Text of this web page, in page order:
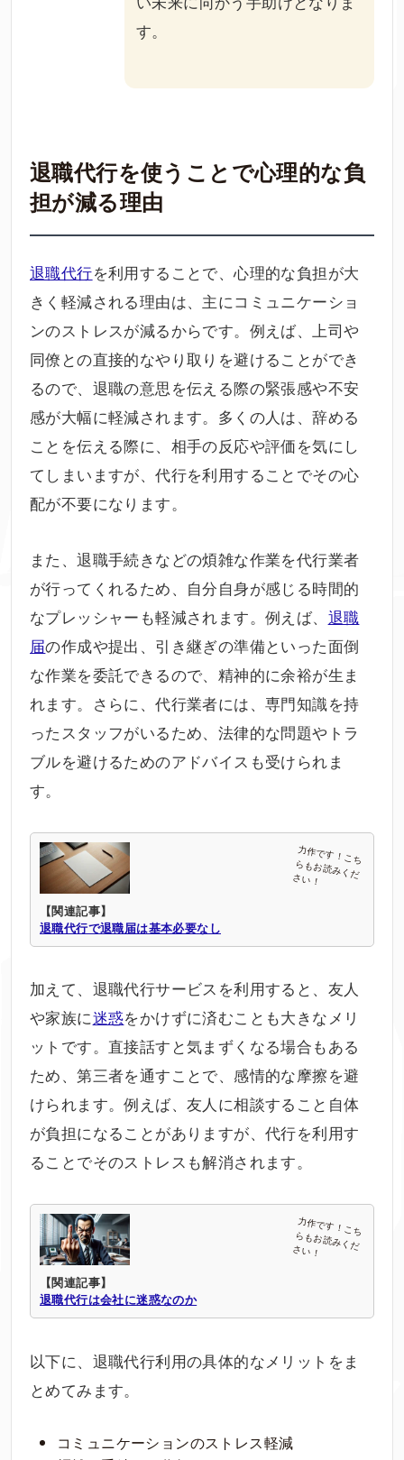
す。
退職代行を使うことで心理的な負
担が減る理由
退職代行を利用することで、心理的な負担が大
きく軽減される理由は、主にコミュニケーショ
ンのストレスが減るからです。例えば、上司や
同僚との直接的なやり取りを避けることができ
るので、退職の意思を伝える際の緊張感や不安
感が大幅に軽減されます。多くの人は、辞める
ことを伝える際に、相手の反応や評価を気にし
てしまいますが、代行を利用することでその心
配が不要になります。
また、退職手続きなどの煩雑な作業を代行業者
が行ってくれるため、自分自身が感じる時間的
なプレッシャーも軽減されます。例えば、 退職
届の作成や提出、引き継ぎの準備といった面倒
な作業を委託できるので、精神的に余裕が生ま
れます。さらに、代行業者には、専門知識を持
ったスタッフがいるため、法律的な問題やトラ
ブルを避けるためのアドバイスも受けられま
す。
【関連記事】
退職代行で退職届は基本必要なし
加えて、退職代行サービスを利用すると、友人
や家族に迷惑をかけずに済むことも大きなメリ
ットです。直接話すと気まずくなる場合もある
ため、第三者を通すことで、感情的な摩擦を避
けられます。例えば、友人に相談すること自体
が負担になることがありますが、代行を利用す
ることでそのストレスも解消されます。
【関連記事】
退職代行は会社に迷惑なのか
以下に、退職代行利用の具体的なメリットをま
とめてみます。
コミュニケーションのストレス軽減